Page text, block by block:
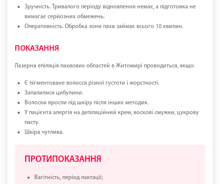
Зручність. Тривалого періоду відновлення немає, а підготовка не
вимагає серйозних обмежень.
Оперативність. Обробка зони пахв займає всього 10 хвилин.
ПОКАЗАННЯ
Лазерна епіляція пахвових областей в Житомирі проводиться, якщо:
Є пігментоване волосся різної густоти і жорсткості.
Запалилися цибулини.
Волоски вросли під шкіру після інших методик.
У пацієнта алергія на депіляційний крем, воскові смужки, цукрову
пасту.
Шкіра чутлива.
ПРОТИПОКАЗАННЯ
Вагітність, період лактації;